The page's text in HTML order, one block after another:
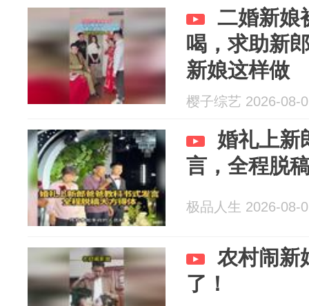
二婚新娘
喝，求助新
新娘这样做
樱子综艺 2026-08-
婚礼上新
言，全程脱
极品人生 2026-08-
农村闹新
了！